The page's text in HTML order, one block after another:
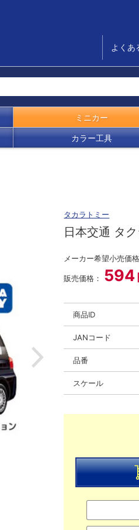
よくあ
ミニカー
カラー工具
タカラトミー
日本交通 タ
メーカー希望小売価
販売価格： 594
商品ID
JANコード
品番
スケール